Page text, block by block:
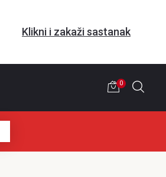
Klikni i zakaži sastanak
0